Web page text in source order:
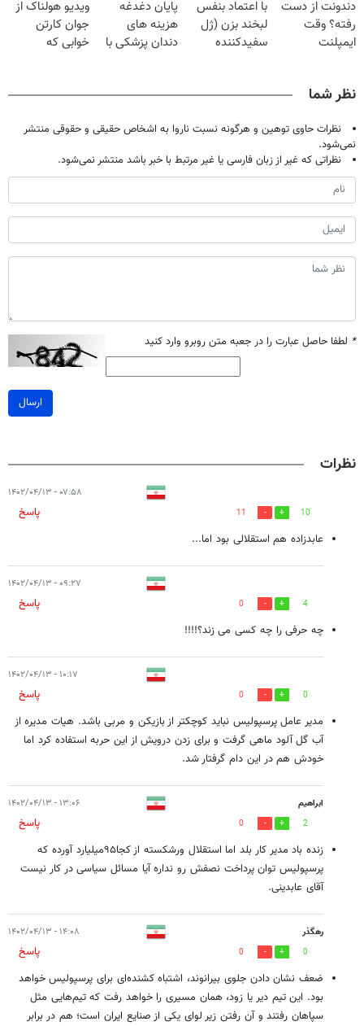
میلیون تومان!!!
فقط ۲۵ میلیون
دندونت از دست
رفته؟ وقت
ایمپلنت
با اعتماد بنفس
لبخند بزن (ژل
سفیدکننده
پایان دغدغه
هزینه های
دندان پزشکی با
ویدیو هولناک از
جوان کارتن
خوابی که
نظر شما
نظرات حاوی توهین و هرگونه نسبت ناروا به اشخاص حقیقی و حقوقی منتشر
نمی‌شود.
نظراتی که غیر از زبان فارسی یا غیر مرتبط با خبر باشد منتشر نمی‌شود.
* لطفا حاصل عبارت را در جعبه متن روبرو وارد کنید
ارسال
نظرات
۰۷:۵۸ - ۱۴۰۲/۰۴/۱۳
10
11
پاسخ
عابدزاده هم استقلالی بود اما...
۰۹:۲۷ - ۱۴۰۲/۰۴/۱۳
4
0
پاسخ
چه حرفی را چه کسی می زند؟!!!!
۱۰:۱۷ - ۱۴۰۲/۰۴/۱۳
0
0
پاسخ
مدیر عامل پرسپولیس نباید کوچکتر از بازیکن و مربی باشد. هیات مدیره از
آب گل آلود ماهی گرفت و برای زدن درویش از این حربه استفاده کرد اما
خودش هم در این دام گرفتار شد.
ابراهیم ۱۳:۰۶ - ۱۴۰۲/۰۴/۱۳
2
0
پاسخ
زنده باد مدیر کار بلد اما استقلال ورشکسته از کجا۹۵میلیارد آورده که
پرسپولیس توان پرداخت نصفش رو نداره آیا مسائل سیاسی در کار نیست
آقای عابدینی.
رهگذر ۱۴:۰۸ - ۱۴۰۲/۰۴/۱۳
0
0
پاسخ
ضعف نشان دادن جلوی بیرانوند، اشتباه کشنده‌ای برای پرسپولیس خواهد
بود. این تیم دیر یا زود، همان مسیری را خواهد رفت که تیم‌هایی مثل
سپاهان رفتند و آن رفتن زیر لوای یکی از صنایع ایران است؛ هم در برابر